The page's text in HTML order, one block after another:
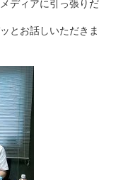
ディアに引っ張りだ
とお話しいただきま